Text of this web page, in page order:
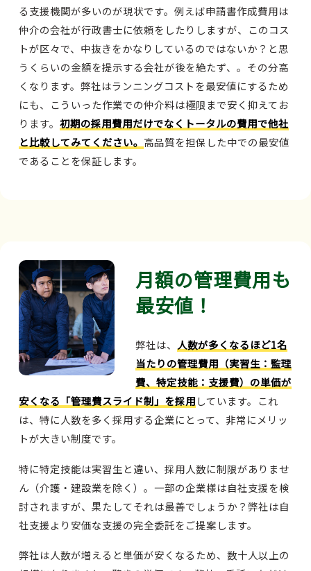
る支援機関が多いのが現状です。例えば申請書作成費用は
仲介の会社が行政書士に依頼をしたりしますが、このコス
トが区々で、中抜きをかなりしているのではないか？と思
うくらいの金額を提示する会社が後を絶たず、。その分高
くなります。弊社はランニングコストを最安値にするため
にも、こういった作業での仲介料は極限まで安く抑えてお
ります。 初期の採用費用だけでなくトータルの費用で他社
と比較してみてください。 高品質を担保した中での最安値
であることを保証します。
月額の管理費用も
最安値！
弊社は、 人数が多くなるほど1名
当たりの管理費用（実習生：監理
費、特定技能：支援費）の単価が
安くなる「管理費スライド制」を採用しています。これ
は、特に人数を多く採用する企業にとって、非常にメリッ
トが大きい制度です。
特に特定技能は実習生と違い、採用人数に制限がありませ
ん（介護・建設業を除く）。一部の企業様は自社支援を検
討されますが、果たしてそれは最善でしょうか？弊社は自
社支援より安価な支援の完全委託をご提案します。
弊社は人数が増えると単価が安くなるため、数十人以上の